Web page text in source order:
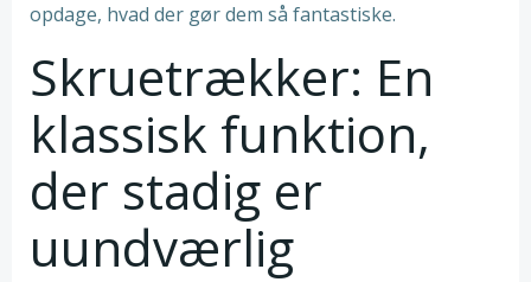
opdage, hvad der gør dem så fantastiske.
Skruetrækker: En
klassisk funktion,
der stadig er
uundværlig